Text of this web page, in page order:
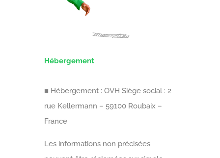
Hébergement
■ Hébergement : OVH Siège social : 2
rue Kellermann – 59100 Roubaix –
France
Les informations non précisées